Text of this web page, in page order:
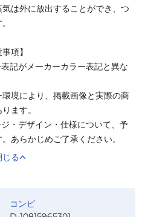
は外に放出することができ、つ
項】
記がメーカーカラー表記と異な
境により、掲載画像と実際の商
ます。
・デザイン・仕様について、予
あらかじめご了承ください。
じる
コンビ